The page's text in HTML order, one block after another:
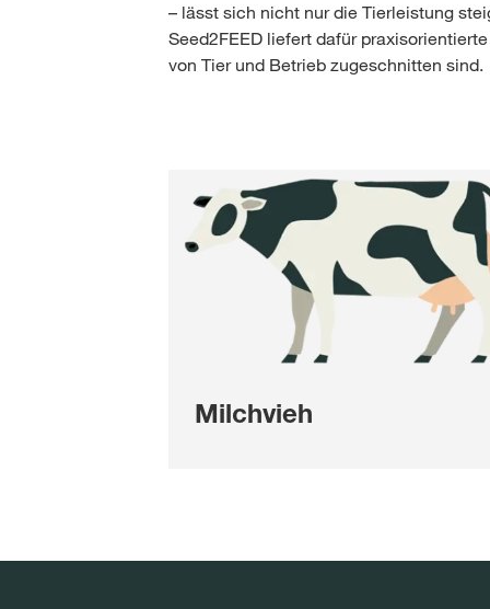
– lässt sich nicht nur die Tierleistung
Seed2FEED liefert dafür
von Tier und Betrieb zugeschnitten sind.
Milchvieh